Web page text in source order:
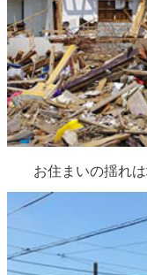
お住まいの揺れ